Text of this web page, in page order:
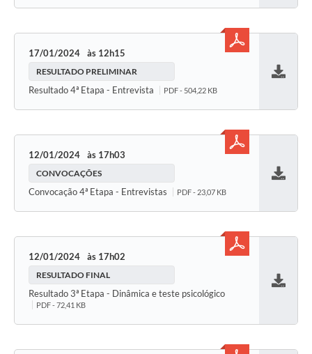
17/01/2024 12h15
RESULTADO PRELIMINAR
Resultado 4ª Etapa - Entrevista PDF - 504,22 KB
12/01/2024 17h03
CONVOCAÇÕES
Convocação 4ª Etapa - Entrevistas PDF - 23,07 KB
12/01/2024 17h02
RESULTADO FINAL
Resultado 3ª Etapa - Dinâmica e teste psicológico
PDF - 72,41 KB